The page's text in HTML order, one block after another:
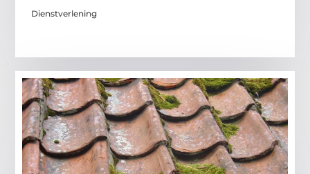
Dienstverlening